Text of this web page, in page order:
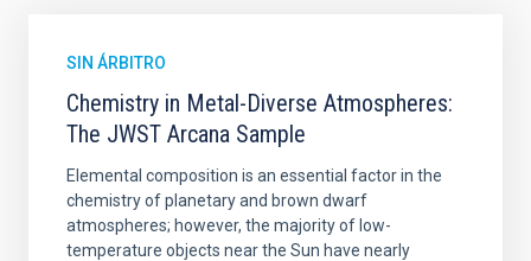
SIN ÁRBITRO
Chemistry in Metal-Diverse Atmospheres:
The JWST Arcana Sample
Elemental composition is an essential factor in the
chemistry of planetary and brown dwarf
atmospheres; however, the majority of low-
temperature objects near the Sun have nearly